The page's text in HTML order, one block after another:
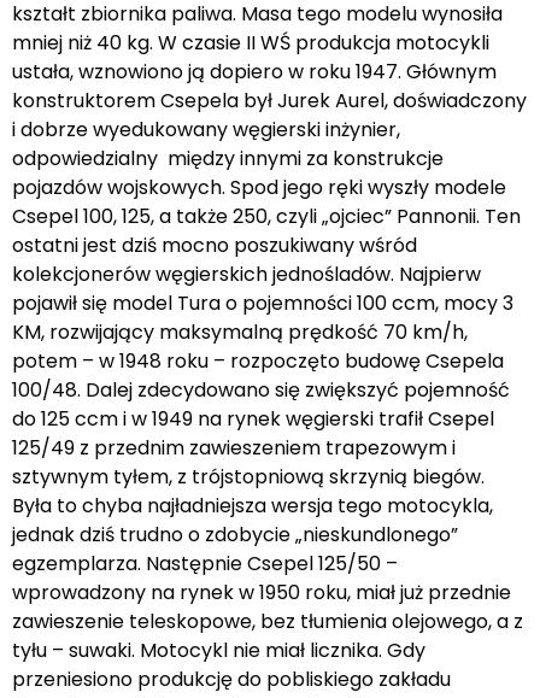
kształt zbiornika paliwa. Masa tego modelu wynosiła
mniej niż 40 kg. W czasie II WŚ produkcja motocykli
ustała, wznowiono ją dopiero w roku 1947. Głównym
konstruktorem Csepela był Jurek Aurel, doświadczony
i dobrze wyedukowany węgierski inżynier,
odpowiedzialny między innymi za konstrukcje
pojazdów wojskowych. Spod jego ręki wyszły modele
Csepel 100, 125, a także 250, czyli „ojciec” Pannonii. Ten
ostatni jest dziś mocno poszukiwany wśród
kolekcjonerów węgierskich jednośladów. Najpierw
pojawił się model Tura o pojemności 100 ccm, mocy 3
KM, rozwijający maksymalną prędkość 70 km/h,
potem – w 1948 roku – rozpoczęto budowę Csepela
100/48. Dalej zdecydowano się zwiększyć pojemność
do 125 ccm i w 1949 na rynek węgierski trafił Csepel
125/49 z przednim zawieszeniem trapezowym i
sztywnym tyłem, z trójstopniową skrzynią biegów.
Była to chyba najładniejsza wersja tego motocykla,
jednak dziś trudno o zdobycie „nieskundlonego”
egzemplarza. Następnie Csepel 125/50 –
wprowadzony na rynek w 1950 roku, miał już przednie
zawieszenie teleskopowe, bez tłumienia olejowego, a z
tyłu – suwaki. Motocykl nie miał licznika. Gdy
przeniesiono produkcję do pobliskiego zakładu